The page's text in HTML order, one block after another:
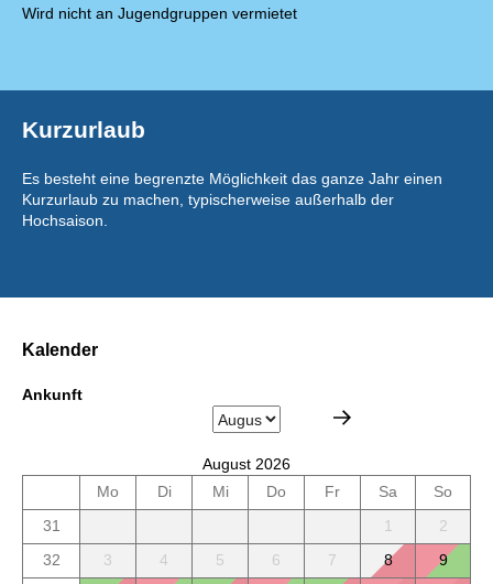
Wird nicht an Jugendgruppen vermietet
Kurzurlaub
Es besteht eine begrenzte Möglichkeit das ganze Jahr einen
Kurzurlaub zu machen, typischerweise außerhalb der
Hochsaison.
Kalender
Ankunft
August 2026
Mo
Di Mi Do Fr Sa
So
31
1
2
32
3 4 5 6 7 8
9